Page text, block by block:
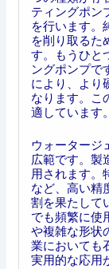
ティングポン
を行います。
を削り取るた
す。もうひと
ングポンプで
により、より
なります。こ
適しています。
ウォータージ
広範です。製
用されます。
など、高い精
割を果たして
でも頻繁に使
や複雑な形状
業においても
実用的な応用